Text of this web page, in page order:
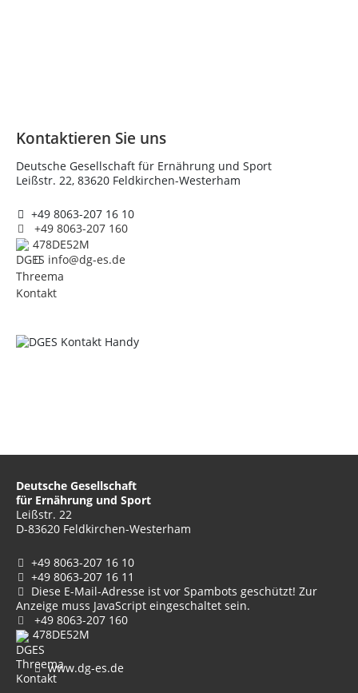
Kontaktieren Sie uns
Deutsche Gesellschaft für Ernährung und Sport
Leißstr. 22, 83620 Feldkirchen-Westerham
+49 8063-207 16 10
+49 8063-207 160
478DE52M
info@dg-es.de
Deutsche Gesellschaft
für Ernährung und Sport
Leißstr. 22
D-83620 Feldkirchen-Westerham
+49 8063-207 16 10
+49 8063-207 16 11
Diese E-Mail-Adresse ist vor Spambots geschützt! Zur
Anzeige muss JavaScript eingeschaltet sein.
+49 8063-207 160
478DE52M
www.dg-es.de